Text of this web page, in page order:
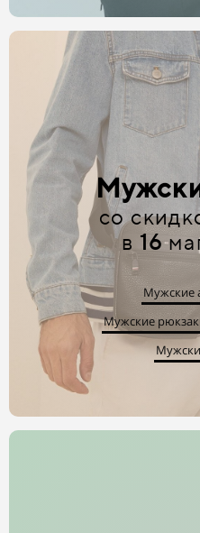
со
в 16
Мужские
Мужские